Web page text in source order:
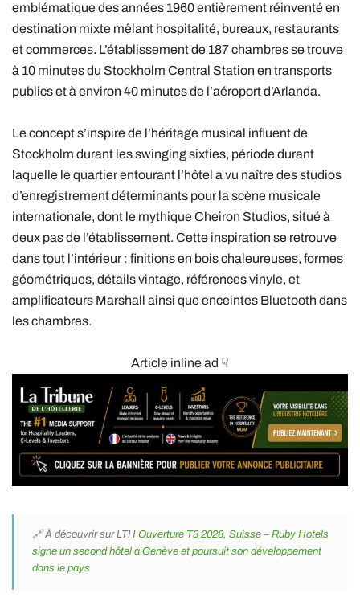
emblématique des années 1960 entièrement réinventé en
destination mixte mêlant hospitalité, bureaux, restaurants
et commerces. L’établissement de 187 chambres se trouve
à 10 minutes du Stockholm Central Station en transports
publics et à environ 40 minutes de l’aéroport d’Arlanda.
Le concept s’inspire de l’héritage musical influent de
Stockholm durant les swinging sixties, période durant
laquelle le quartier entourant l’hôtel a vu naître des studios
d’enregistrement déterminants pour la scène musicale
internationale, dont le mythique Cheiron Studios, situé à
deux pas de l’établissement. Cette inspiration se retrouve
dans tout l’intérieur : finitions en bois chaleureuses, formes
géométriques, détails vintage, références vinyle, et
amplificateurs Marshall ainsi que enceintes Bluetooth dans
les chambres.
Article inline ad ☟
🔗 À découvrir sur LTH Ouverture T3 2028, Suisse – Ruby Hotels
signe un second hôtel à Genève et poursuit son développement
dans le pays